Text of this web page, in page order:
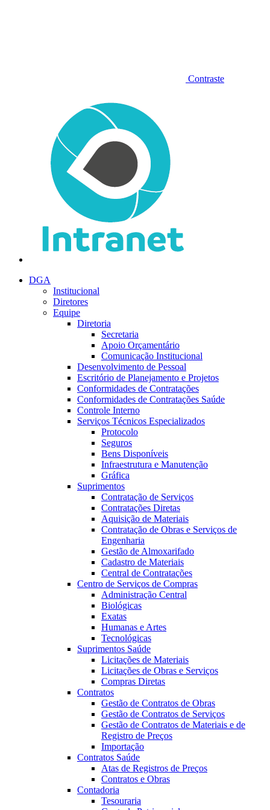
Contraste
DGA
Institucional
Diretores
Equipe
Diretoria
Secretaria
Apoio Orçamentário
Comunicação Institucional
Desenvolvimento de Pessoal
Escritório de Planejamento e Projetos
Conformidades de Contratações
Conformidades de Contratações Saúde
Controle Interno
Serviços Técnicos Especializados
Protocolo
Seguros
Bens Disponíveis
Infraestrutura e Manutenção
Gráfica
Suprimentos
Contratação de Serviços
Contratações Diretas
Aquisição de Materiais
Contratação de Obras e Serviços de
Engenharia
Gestão de Almoxarifado
Cadastro de Materiais
Central de Contratações
Centro de Serviços de Compras
Administração Central
Biológicas
Exatas
Humanas e Artes
Tecnológicas
Suprimentos Saúde
Licitações de Materiais
Licitações de Obras e Serviços
Compras Diretas
Contratos
Gestão de Contratos de Obras
Gestão de Contratos de Serviços
Gestão de Contratos de Materiais e de
Registro de Preços
Importação
Contratos Saúde
Atas de Registros de Preços
Contratos e Obras
Contadoria
Tesouraria